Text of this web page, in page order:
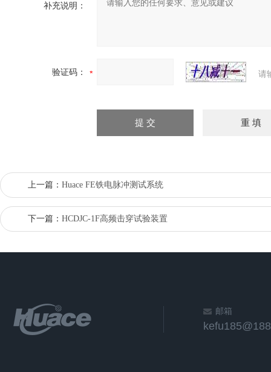
补充说明：
验证码： 请
上一篇： Huace FE铁电脉冲测试系统
下一篇： HCDJC-1F高频击穿试验装置
邮箱